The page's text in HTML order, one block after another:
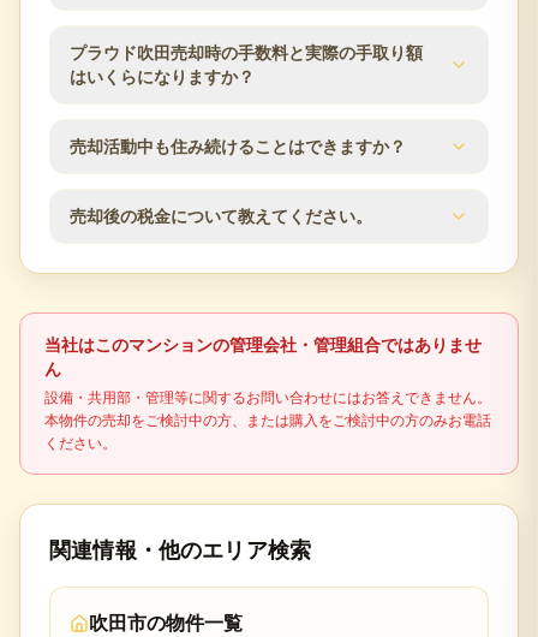
動向も踏まえ、売却方針をご提案します。
売却期間は販売価格、住戸条件、市場状況、内覧対
応のしやすさによって変わります。査定時に近隣の
の目安をご案内します。
プラウド吹田売却時の手数料と実際の手取り額
はいくらになりますか？
仲介手数料は成約価格の3％+6万円（税別）が上限で
す。登記費用、住宅ローン残債、譲渡所得税の可能
性なども含め、査定時に概算の手取り額を確認でき
ます。
売却活動中も住み続けることはできますか？
はい、居住しながらの売却活動が可能です。見学希
望者との日程調整など、ご都合に合わせて柔軟に対
売却後の税金について教えてください。
不動産売却時には譲渡所得税が発生する場合があり
士などの専門家に確認してください。
当社はこのマンションの管理会社・管理組合ではありませ
ん
設備・共用部・管理等に関するお問い合わせにはお答えできません。
本物件の売却をご検討中の方、または購入をご検討中の方のみお電話
ください。
関連情報・他のエリア検索
吹田市の物件一覧